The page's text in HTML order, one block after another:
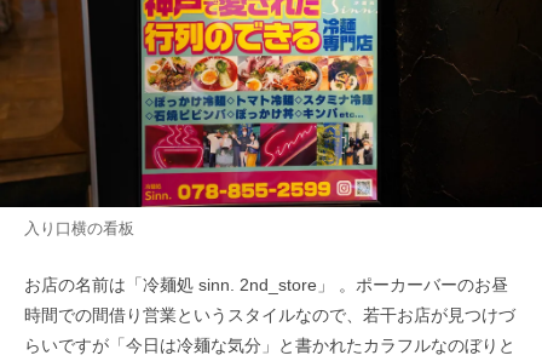
入り口横の看板
お店の名前は「冷麺処 sinn. 2nd_store」 。ポーカーバーのお昼
時間での間借り営業というスタイルなので、若干お店が見つけづ
らいですが「今日は冷麺な気分」と書かれたカラフルなのぼりと